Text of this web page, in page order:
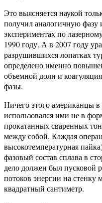
Это выясняется наукой
получил аналогичную фазу
экспериментах по
1990 году. А в 2007 году
разрушившихся лопатках
определено именно
объемной доли и
фазы.
Ничего этого американцы
использовался ими не в
прокатанных сваренных
между собой. Каждая
высокотемпературная
фазовый состав сплава в
дело должен был пусковой
потоков энергии на стенку
квадратный сантиметр.